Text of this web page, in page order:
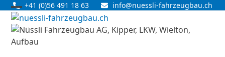
Skip
content
+41 (0)56 491 18 63 info@nuessli-fahrzeugbau.ch
Open
mobile
Close
mobile